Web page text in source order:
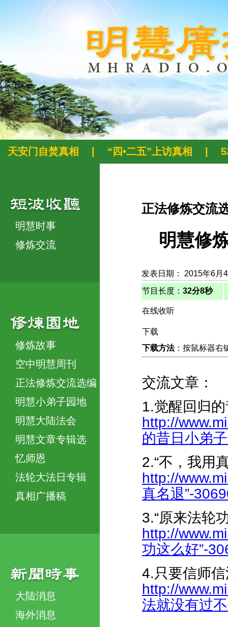
天安门自焚真相 “四•二五”上访真相
明慧时事
修炼交流
修炼故事
空中明慧周刊
正法修炼交流选编
明慧小弟子园地
明慧大陆法会
明慧文章专辑选
忆师恩
法轮大法日专辑
真相广播稿
大陆消息
海外消息
正法修炼交流
明慧修
发表日期： 2015年6月
节目长度： 32分8秒
在线收听
下载
下载方法：按鼠标器右
交流文章：
1.觉醒回归
http://
的昔日小弟
2.“不，我用
http://
真名退”-
3.“原来法轮
http://
功这么好”-
4.只要信师
http://
法就没有过